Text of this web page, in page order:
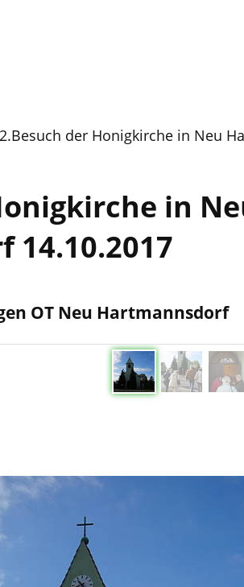
2.Besuch der Honigkirche in Neu
in
14.10.2017
OT Neu Hartmannsdorf